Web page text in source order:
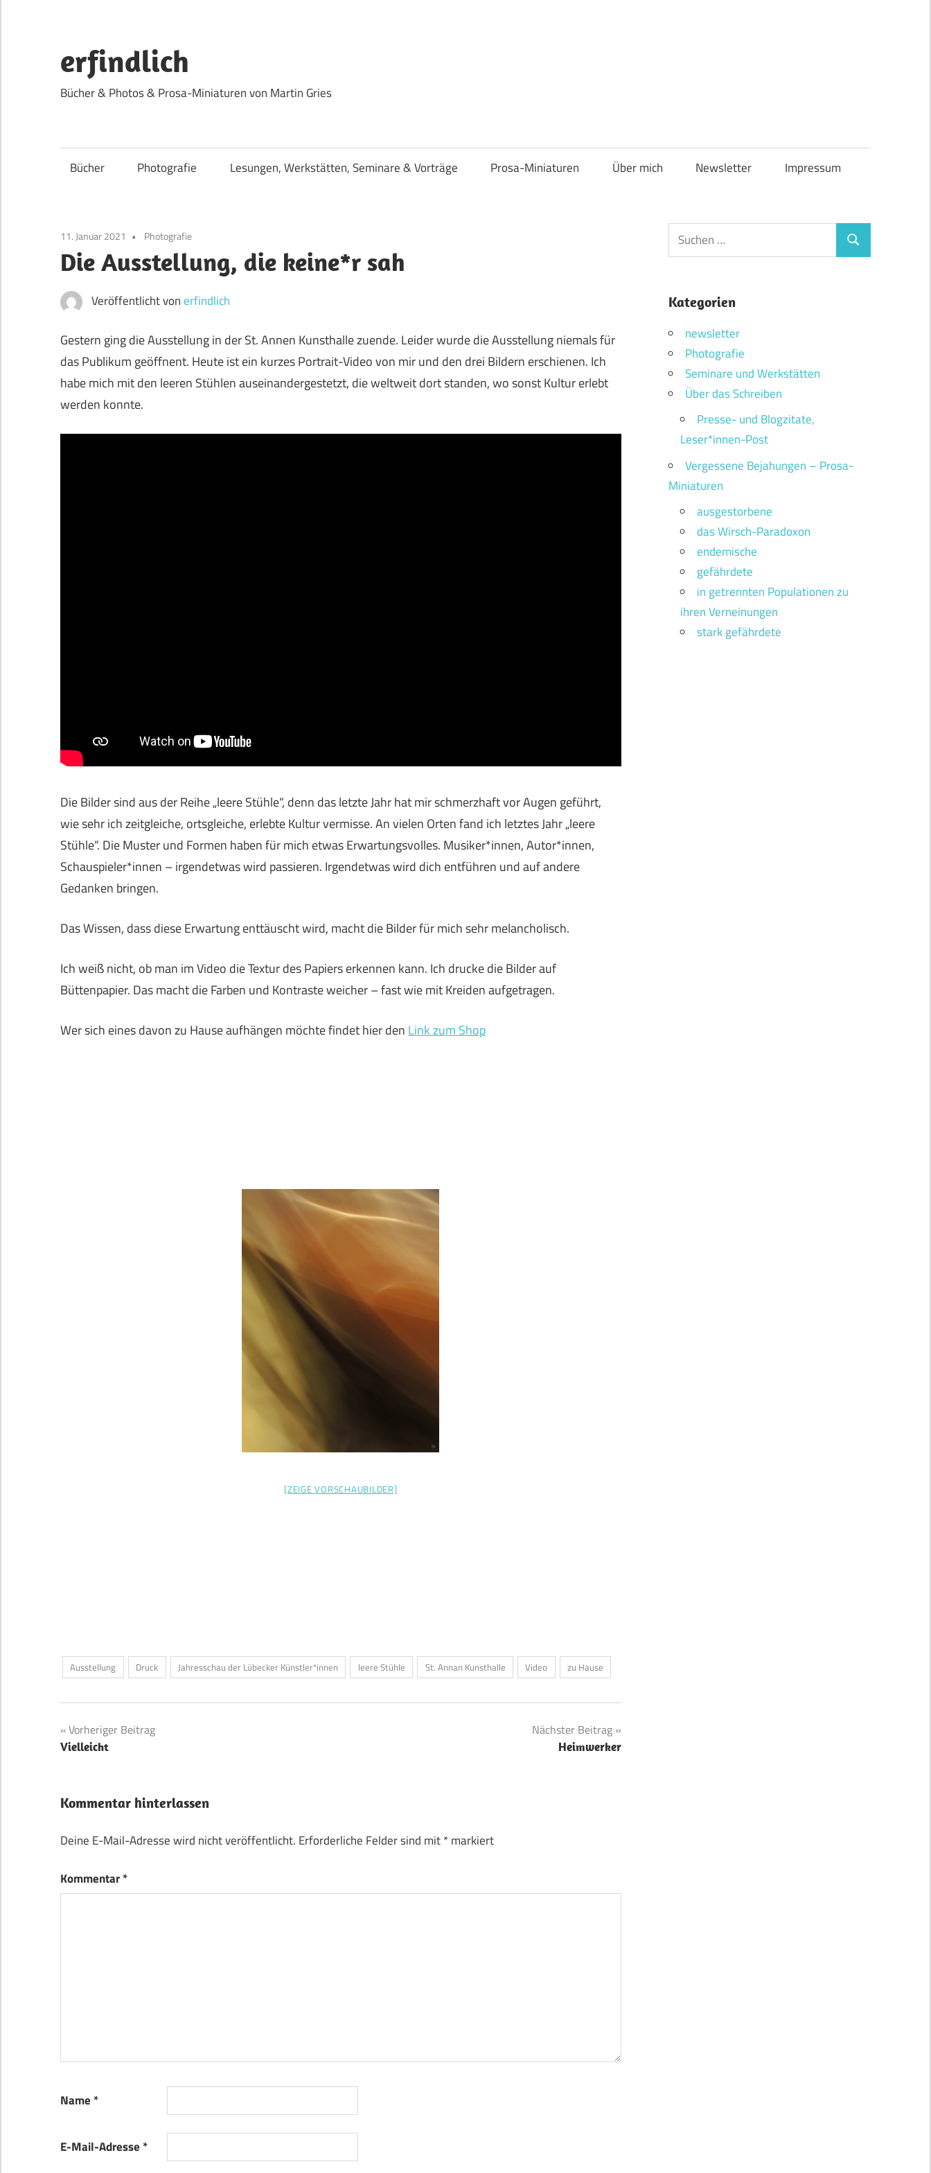
springen
erfindlich
Bücher & Photos & Prosa-Miniaturen von Martin Gries
Bücher Photografie Lesungen, Werkstätten, Seminare & Vorträge Prosa-Miniaturen Über mich Newsletter Impressum
11. Januar 2021 Photografie
Die Ausstellung, die keine*r sah
Veröffentlicht vonerfindlich
Gestern ging die Ausstellung in der St. Annen Kunsthalle zuende. Leider wurde die Ausstellung niemals für
das Publikum geöffnent. Heute ist ein kurzes Portrait-Video von mir und den drei Bildern erschienen. Ich
habe mich mit den leeren Stühlen auseinandergestetzt, die weltweit dort standen, wo sonst Kultur erlebt
werden konnte.
Die Bilder sind aus der Reihe „leere Stühle“, denn das letzte Jahr hat mir schmerzhaft vor Augen geführt,
wie sehr ich zeitgleiche, ortsgleiche, erlebte Kultur vermisse. An vielen Orten fand ich letztes Jahr „leere
Stühle“. Die Muster und Formen haben für mich etwas Erwartungsvolles. Musiker*innen, Autor*innen,
Schauspieler*innen – irgendetwas wird passieren. Irgendetwas wird dich entführen und auf andere
Gedanken bringen.
Das Wissen, dass diese Erwartung enttäuscht wird, macht die Bilder für mich sehr melancholisch.
Ich weiß nicht, ob man im Video die Textur des Papiers erkennen kann. Ich drucke die Bilder auf
Büttenpapier. Das macht die Farben und Kontraste weicher – fast wie mit Kreiden aufgetragen.
Wer sich eines davon zu Hause aufhängen möchte findet hier den Link zum Shop
[ZEIGE VORSCHAUBILDER]
Ausstellung Druck Jahresschau der Lübecker Künstler*innen leere Stühle St. Annan Kunsthalle Video zu Hause
Beitragsnavigation
Vorheriger Beitrag
Vielleicht
Nächster Beitrag
Heimwerker
Kommentar hinterlassen
Deine E-Mail-Adresse wird nicht veröffentlicht. Erforderliche Felder sind mit*markiert
Kommentar*
Name *
E-Mail-Adresse *
Suchen
nach:
Suchen
Kategorien
newsletter
Photografie
Seminare und Werkstätten
Über das Schreiben
Presse- und Blogzitate,
Leser*innen-Post
Vergessene Bejahungen – Prosa-
Miniaturen
ausgestorbene
das Wirsch-Paradoxon
endemische
gefährdete
in getrennten Populationen zu
ihren Verneinungen
stark gefährdete